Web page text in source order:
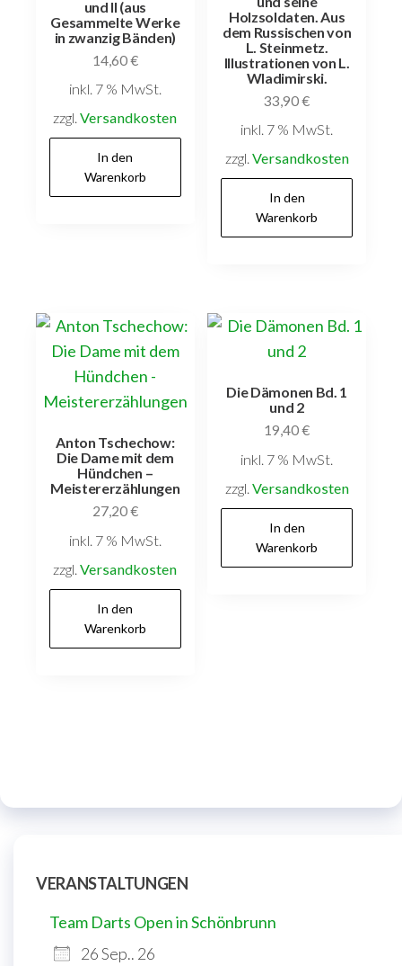
und II (aus
Gesammelte Werke
in zwanzig Bänden)
14,60€
inkl. 7 % MwSt.
zzgl.Versandkosten
In den
Warenkorb
Holzsoldaten. Aus
dem Russischen von
L. Steinmetz.
Illustrationen von L.
Wladimirski.
33,90€
inkl. 7 % MwSt.
zzgl. Versandkosten
In den
Warenkorb
Anton Tschechow:
Die Dame mit dem
Hündchen –
Meistererzählungen
27,20€
inkl. 7 % MwSt.
zzgl.Versandkosten
In den
Warenkorb
Die Dämonen Bd. 1
und 2
19,40€
inkl. 7 % MwSt.
zzgl. Versandkosten
In den
Warenkorb
VERANSTALTUNGEN
Team Darts Open in Schönbrunn
26 Sep.. 26